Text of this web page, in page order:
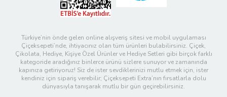
Türkiye’nin önde gelen online alışveriş sitesi ve mobil uygulaması
Çiçeksepeti’nde, ihtiyacınız olan tüm ürünleri bulabilirsiniz. Çiçek,
Çikolata, Hediye, Kişiye Özel Ürünler ve Hediye Setleri gibi birçok farklı
kategoride aradığınız binlerce ürünü sizlere sunuyor ve zamanında
kapınıza getiriyoruz! Siz de ister sevdiklerinizi mutlu etmek için, ister
kendiniz için sipariş verebilir; Çiçeksepeti Extra’nın fırsatlarla dolu
dünyasıyla tanışarak mutlu bir gün geçirebilirsiniz.